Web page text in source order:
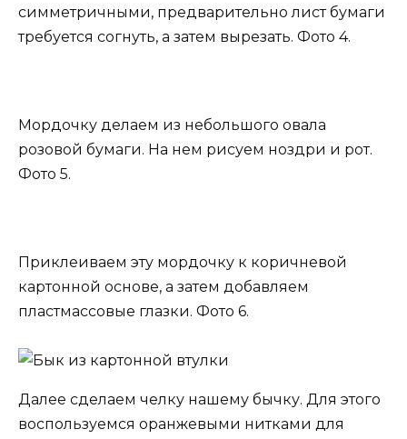
симметричными, предварительно лист бумаги
требуется согнуть, а затем вырезать. Фото 4.
Мордочку делаем из небольшого овала
розовой бумаги. На нем рисуем ноздри и рот.
Фото 5.
Приклеиваем эту мордочку к коричневой
картонной основе, а затем добавляем
пластмассовые глазки. Фото 6.
Далее сделаем челку нашему бычку. Для этого
воспользуемся оранжевыми нитками для